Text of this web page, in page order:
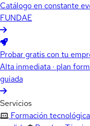
Catálogo en constante
FUNDAE
Probar gratis con tu
Alta inmediata · plan
guiada
Servicios
Formación tecnológica